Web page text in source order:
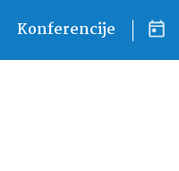
Konferencije